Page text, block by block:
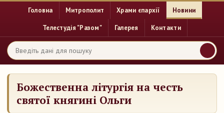
Головна Митрополит Храми єпархії Новини
Телестудія "Разом" Галерея Контакти
Божественна літургія на честь
святої княгині Ольги